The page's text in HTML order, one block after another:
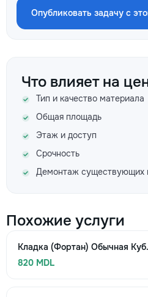
Опубликовать задачу с
Что влияет на
Тип и качество материала
Общая площадь
Этаж и доступ
Срочность
Демонтаж существующих
Похожие услуги
Кладка (Фортан) Обычная
820 MDL